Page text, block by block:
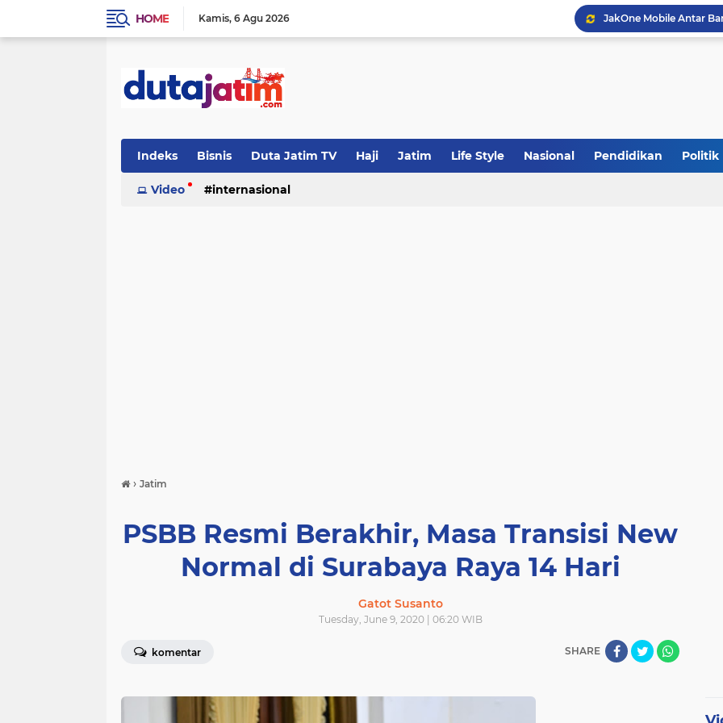
HOME Kamis 6 Agu 2026
JakOne Mobile Antar
Calon Ketum PBNU,
Indeks Bisnis Duta Jatim TV Haji Jatim Life Style Nasional Pendidikan Politik
Video internasional
› Jatim
PSBB Resmi Berakhir, Masa Transisi New
Normal di Surabaya Raya 14 Hari
Gatot Susanto
Tuesday, June 9, 2020 | 06:20 WIB
komentar SHARE